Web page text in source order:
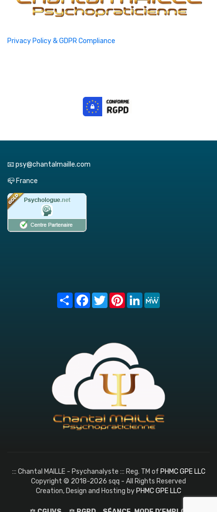
Privacy Policy & GDPR Compliance
📧 psy@chantalmaille.com
📪 France
Share FacebookTwitterPinterest
LinkedIn
::: Chantal MAILLE - Psychanalyste ::: Reg. TM of PHMC GPE LLC
Copyright © 2018-2026 sqq - All Rights Reserved
Creation, Design and Hosting byPHMC GPE LLC